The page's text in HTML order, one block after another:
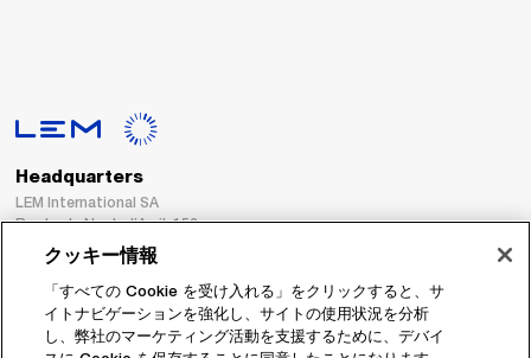
Headquarters
LEM International SA
Route du Nant-d’Avril, 152
1217 Meyrin
Switzerland
Tel. :
+41 22 706 11 11
Fax : +41 22 794 94 78
クッキー情報
「すべての Cookie を受け入れる」をクリックすると、サ
イトナビゲーションを強化し、サイトの使用状況を分析
し、弊社のマーケティング活動を支援するために、デバイ